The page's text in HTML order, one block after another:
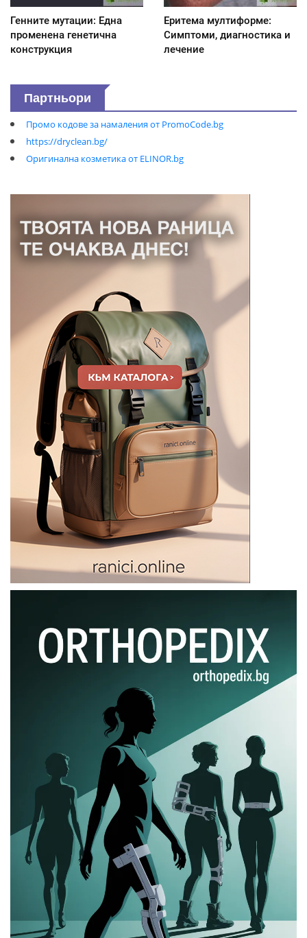
Генните мутации: Една
променена генетична
конструкция
Еритема мултиформе:
Симптоми, диагностика и
лечение
Партньори
Промо кодове за намаления от PromoCode.bg
https://dryclean.bg/
Оригинална козметика от ELINOR.bg